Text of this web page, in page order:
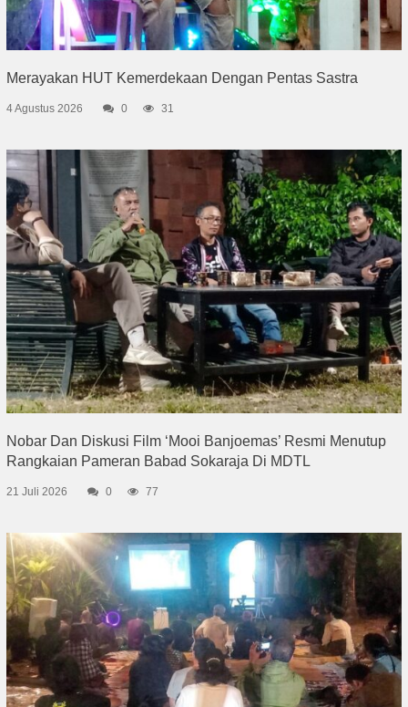
Merayakan HUT Kemerdekaan Dengan Pentas Sastra
4 Agustus 2026 0 31
Nobar Dan Diskusi Film ‘Mooi Banjoemas’ Resmi Menutup
Rangkaian Pameran Babad Sokaraja Di MDTL
21 Juli 2026 0 77